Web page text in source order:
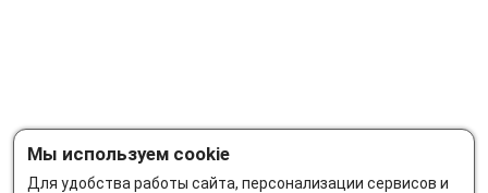
Мы используем cookie
Для удобства работы сайта, персонализации сервисов и